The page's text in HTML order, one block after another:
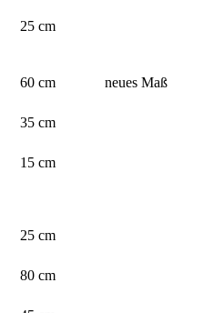
25 cm
60 cm neues Maß
35 cm
15 cm
25 cm
80 cm